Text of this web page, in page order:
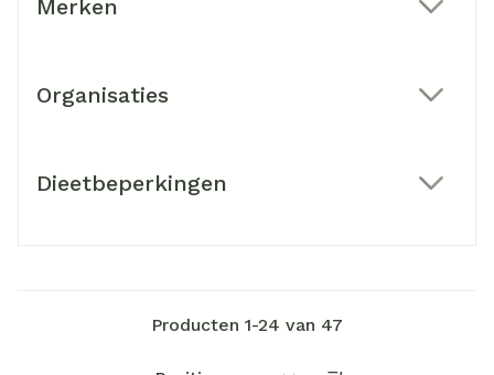
Merken
Organisaties
Dieetbeperkingen
Producten 1-24 van 47